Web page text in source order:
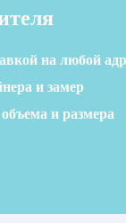
на любой
и замер
и размера